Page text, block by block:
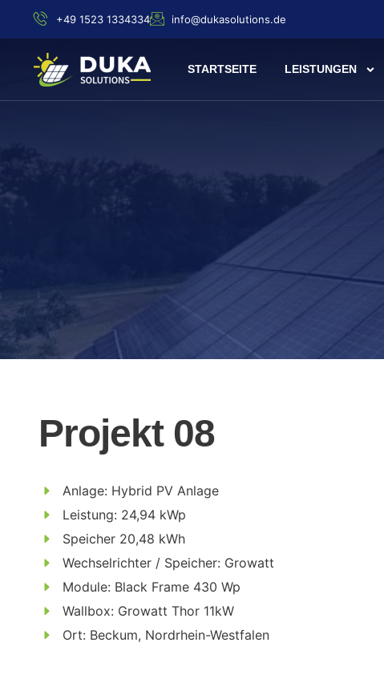
+49 1523 1334334 info@dukasolutions.de
STARTSEITE LEISTUNGEN
Projekt 08
Anlage: Hybrid PV Anlage
Leistung: 24,94 kWp
Speicher 20,48 kWh
Wechselrichter / Speicher: Growatt
Module: Black Frame 430 Wp
Wallbox: Growatt Thor 11kW
Ort: Beckum, Nordrhein-Westfalen